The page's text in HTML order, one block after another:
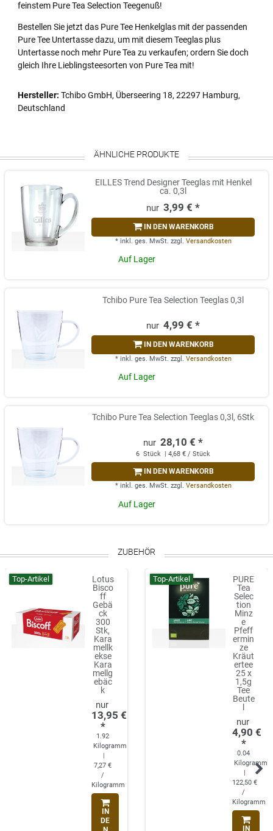
feinstem Pure Tea Selection Teegenuß!
Bestellen Sie jetzt das Pure Tee Henkelglas mit der passenden
Pure Tee Untertasse dazu, um mit diesem Teeglas plus
Untertasse noch mehr Pure Tea zu verkaufen; ordern Sie doch
gleich Ihre Lieblingsteesorten von Pure Tea mit!
Hersteller: Tchibo GmbH, Überseering 18, 22297 Hamburg,
Deutschland
ÄHNLICHE PRODUKTE
EILLES Trend Designer Teeglas mit Henkel
ca. 0,3l
3,99 € *
IN DEN WARENKORB
* inkl. ges. MwSt. zzgl. Versandkosten
Auf Lager
Tchibo Pure Tea Selection Teeglas 0,3l
4,99 € *
IN DEN WARENKORB
* inkl. ges. MwSt. zzgl. Versandkosten
Auf Lager
Tchibo Pure Tea Selection Teeglas 0,3l, 6Stk
28,10 € *
6 Stück | 4,68 € / Stück
IN DEN WARENKORB
* inkl. ges. MwSt. zzgl. Versandkosten
Auf Lager
ZUBEHÖR
Top-Artikel
Lotus
Bisco
ff
Gebä
ck
300
Stk,
Kara
mellk
ekse
Kara
mellg
ebäc
k
13,95 €
*
1.92
Kilogramm
7,27 €
/
Kilogramm
IN
DE
Top-Artikel
PURE
Tea
Selec
tion
Minz
e
Pfeff
ermin
ze
Kräut
ertee
25 x
1,5g
Tee
Beute
4,90 €
*
0.04
Kilogramm
122,50 €
/
Kilogramm
IN